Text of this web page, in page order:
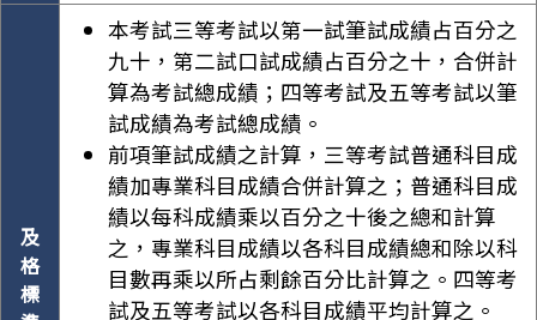
及
格
標
本考試三等考試以第一試筆試成績占百分之
九十，第二試口試成績占百分之十，合併計
算為考試總成績；四等考試及五等考試以筆
試成績為考試總成績。
前項筆試成績之計算，三等考試普通科目成
績加專業科目成績合併計算之；普通科目成
績以每科成績乘以百分之十後之總和計算
之，專業科目成績以各科目成績總和除以科
目數再乘以所占剩餘百分比計算之。四等考
試及五等考試以各科目成績平均計算之。